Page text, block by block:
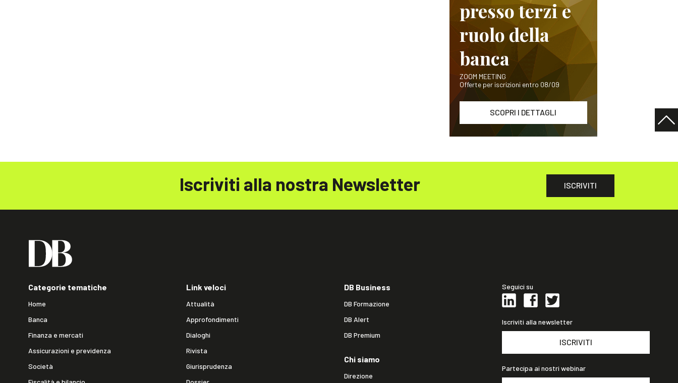
presso terzi e
ruolo della
banca
ZOOM MEETING
Offerte per iscrizioni entro 08/09
SCOPRI I DETTAGLI
Iscriviti alla nostra Newsletter ISCRIVITI
Categorie tematiche
Home
Banca
Finanza e mercati
Assicurazioni e previdenza
Società
Link veloci
Attualità
Approfondimenti
Dialoghi
Rivista
Giurisprudenza
DB Business
DB Formazione
DB Alert
DB Premium
Chi siamo
Direzione
Seguici su
Iscriviti alla newsletter
ISCRIVITI
Partecipa ai nostri webinar